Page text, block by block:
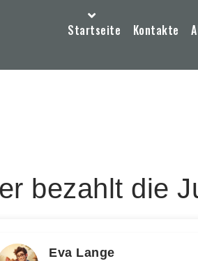
Startseite Kontakte
bezahlt die
Eva Lange